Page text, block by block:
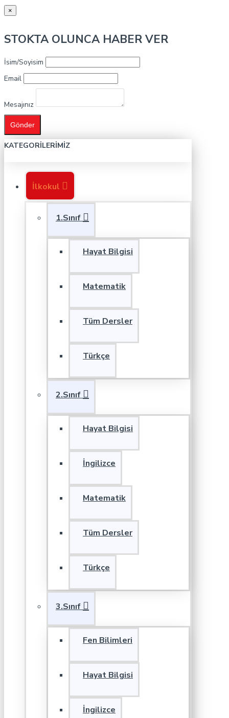
×
STOKTA OLUNCA HABER VER
İsim/Soyisim
Email
Mesajınız
Gönder
KATEGORILERIMIZ
İlkokul
1.Sınıf
Hayat Bilgisi
Matematik
Tüm Dersler
Türkçe
2.Sınıf
Hayat Bilgisi
İngilizce
Matematik
Tüm Dersler
Türkçe
3.Sınıf
Fen Bilimleri
Hayat Bilgisi
İngilizce